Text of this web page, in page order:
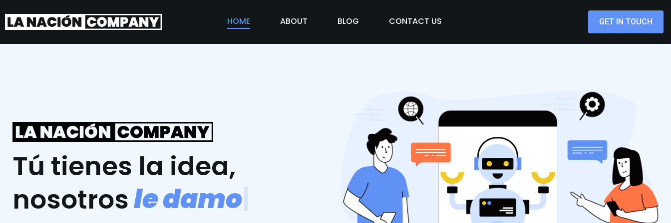
HOME ABOUT BLOG CONTACT US GET IN TOUCH
Tú tienes la idea,
nosotrosledamos